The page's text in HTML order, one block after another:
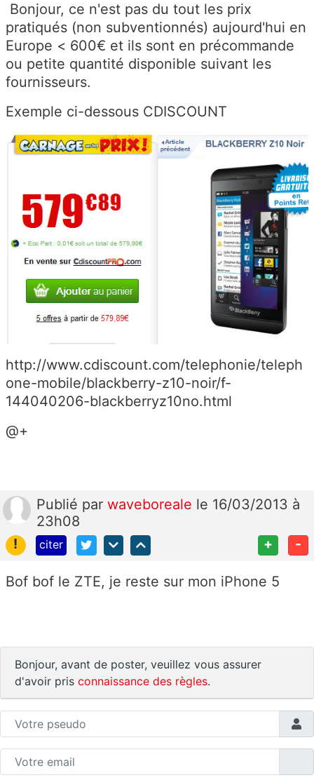
Bonjour, ce n'est pas du tout les prix
pratiqués (non subventionnés) aujourd'hui en
Europe < 600€ et ils sont en précommande
ou petite quantité disponible suivant les
fournisseurs.
Exemple ci-dessous CDISCOUNT
http://www.cdiscount.com/telephonie/teleph
one-mobile/blackberry-z10-noir/f-
144040206-blackberryz10no.html
@+
Publié par waveboreale le 16/03/2013 à
23h08
!
citer + -
Bof bof le ZTE, je reste sur mon iPhone 5
Bonjour, avant de poster, veuillez vous assurer
d'avoir pris connaissance des règles.